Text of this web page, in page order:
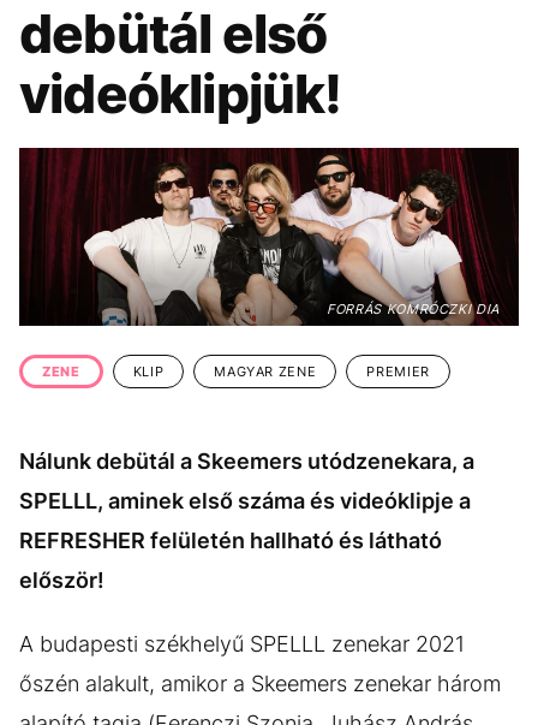
KÖZÉLET
ÉLETMÓD DESIGN
BESZÉLGETÉSEK ARCOK
VIDEÓ TÖRTÉNETEK
GASZTRO
debütál első
videóklipjük!
FORRÁS KOMRÓCZKI DIA
ZENE KLIP MAGYAR ZENE PREMIER
Nálunk debütál a Skeemers utódzenekara, a
SPELLL, aminek első száma és videóklipje a
REFRESHER felületén hallható és látható
először!
A budapesti székhelyű SPELLL zenekar 2021
őszén alakult, amikor a Skeemers zenekar három